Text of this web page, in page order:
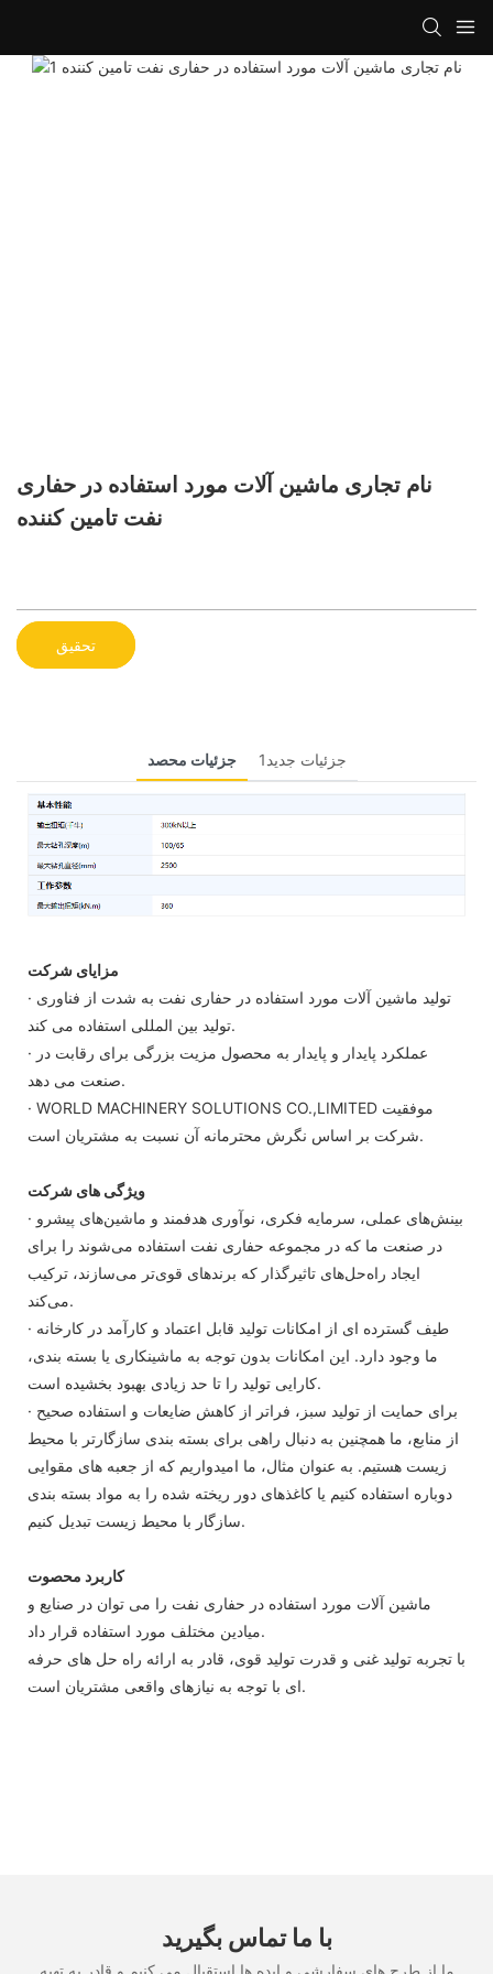
نام تجاری ماشین آلات مورد استفاده در حفاری
نفت تامین کننده
تحقیق
جزئیات محصد جزئیات جدید1
مزایای شرکت
· تولید ماشین آلات مورد استفاده در حفاری نفت به شدت از فناوری
تولید بین المللی استفاده می کند.
· عملکرد پایدار و پایدار به محصول مزیت بزرگی برای رقابت در
صنعت می دهد.
· WORLD MACHINERY SOLUTIONS CO.,LIMITED موفقیت
شرکت بر اساس نگرش محترمانه آن نسبت به مشتریان است.
ویژگی های شرکت
· بینش‌های عملی، سرمایه فکری، نوآوری هدفمند و ماشین‌های پیشرو
در صنعت ما که در مجموعه حفاری نفت استفاده می‌شوند را برای
ایجاد راه‌حل‌های تاثیرگذار که برندهای قوی‌تر می‌سازند، ترکیب
می‌کند.
· طیف گسترده ای از امکانات تولید قابل اعتماد و کارآمد در کارخانه
ما وجود دارد. این امکانات بدون توجه به ماشینکاری یا بسته بندی،
کارایی تولید را تا حد زیادی بهبود بخشیده است.
· برای حمایت از تولید سبز، فراتر از کاهش ضایعات و استفاده صحیح
از منابع، ما همچنین به دنبال راهی برای بسته بندی سازگارتر با محیط
زیست هستیم. به عنوان مثال، ما امیدواریم که از جعبه های مقوایی
دوباره استفاده کنیم یا کاغذهای دور ریخته شده را به مواد بسته بندی
سازگار با محیط زیست تبدیل کنیم.
کاربرد محصوت
ماشین آلات مورد استفاده در حفاری نفت را می توان در صنایع و
میادین مختلف مورد استفاده قرار داد.
با تجربه تولید غنی و قدرت تولید قوی، قادر به ارائه راه حل های حرفه
ای با توجه به نیازهای واقعی مشتریان است.
با ما تماس بگیرید
ما از طرح های سفارشی و ایده ها استقبال می کنیم و قادر به تهیه